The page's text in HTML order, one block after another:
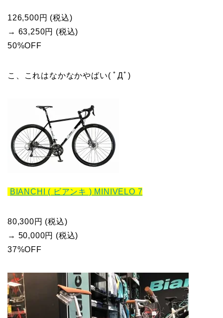
126,500円 (税込)
→ 63,250円 (税込)
50%OFF
こ、これはなかなかやばい( ﾟДﾟ)
BIANCHI ( ビアンキ ) MINIVELO 7
80,300円 (税込)
→ 50,000円 (税込)
37%OFF